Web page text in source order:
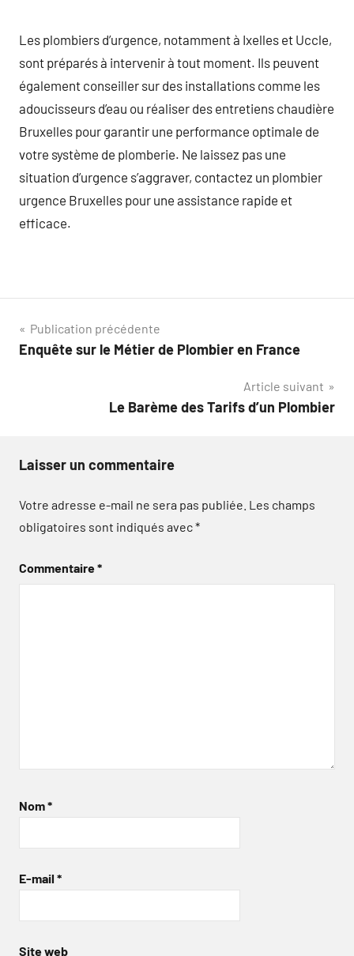
Les plombiers d’urgence, notamment à Ixelles et Uccle,
sont préparés à intervenir à tout moment. Ils peuvent
également conseiller sur des installations comme les
adoucisseurs d’eau ou réaliser des entretiens chaudière
Bruxelles pour garantir une performance optimale de
votre système de plomberie. Ne laissez pas une
situation d’urgence s’aggraver, contactez un plombier
urgence Bruxelles pour une assistance rapide et
efficace.
Navigation
de
Publication précédente
Enquête sur le Métier de Plombier en France
Article suivant
Le Barème des Tarifs d’un Plombier
Laisser un commentaire
Votre adresse e-mail ne sera pas publiée. Les champs
obligatoires sont indiqués avec*
Commentaire*
Nom*
E-mail *
Site web